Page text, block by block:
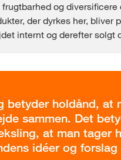
frugtbarhed og diversificere
der dyrkes her, bliver
internt og derefter solgt
betyder holdånd, at
sammen. Det
at man tager
idéer og